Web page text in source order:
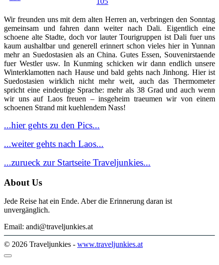
Wir freunden uns mit dem alten Herren an, verbringen den Sonntag
gemeinsam und fahren dann weiter nach Dali. Eigentlich eine
schoene alte Stadte, doch vor lauter Tourigruppen ist Dali fuer uns
kaum aushaltbar und generell erinnert schon vieles hier in Yunnan
mehr an Suedostasien als an China. Gutes Essen, Souvenirstaende
fuer Westler usw. In Kunming schicken wir dann endlich unsere
Winterklamotten nach Hause und bald gehts nach Jinhong. Hier ist
Suedostasien wirklich nicht mehr weit, auch das Thermometer
spricht eine eindeutige Sprache: mehr als 38 Grad und auch wenn
wir uns auf Laos freuen – insgeheim traeumen wir von einem
schoenen Strand mit kuehlendem Nass!
...hier gehts zu den Pics...
...weiter gehts nach Laos...
...zurueck zur Startseite Traveljunkies...
About Us
Jede Reise hat ein Ende. Aber die Erinnerung daran ist
unvergänglich.
Email: andi@traveljunkies.at
© 2026 Traveljunkies - www.traveljunkies.at